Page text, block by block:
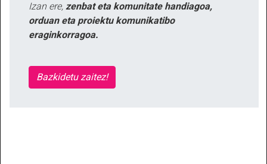
Izan ere, zenbat eta komunitate handiagoa,
orduan eta proiektu komunikatibo
eraginkorragoa.
Bazkidetu zaitez!